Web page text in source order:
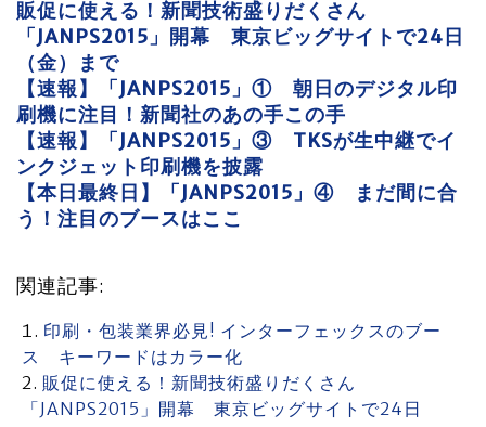
販促に使える！新聞技術盛りだくさん
「JANPS2015」開幕 東京ビッグサイトで24日
（金）まで
【速報】「JANPS2015」① 朝日のデジタル印
刷機に注目！新聞社のあの手この手
【速報】「JANPS2015」③ TKSが生中継でイ
ンクジェット印刷機を披露
【本日最終日】「JANPS2015」④ まだ間に合
う！注目のブースはここ
関連記事:
印刷・包装業界必見! インターフェックスのブー
ス キーワードはカラー化
販促に使える！新聞技術盛りだくさん
「JANPS2015」開幕 東京ビッグサイトで24日